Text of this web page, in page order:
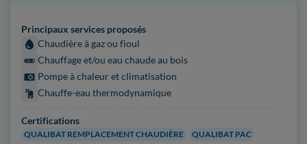
Principaux services proposés
Chaudière à gaz ou fioul
Chauffage et/ou eau chaude au bois
Pompe à chaleur et climatisation
Chauffe-eau thermodynamique
Certifications
QUALIBAT REMPLACEMENT CHAUDIÈRE
QUALIBAT PAC